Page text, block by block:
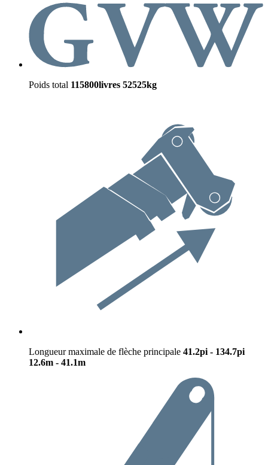
Poids total 115800livres 52525kg
Longueur maximale de flèche principale 41.2pi - 134.7pi
12.6m - 41.1m